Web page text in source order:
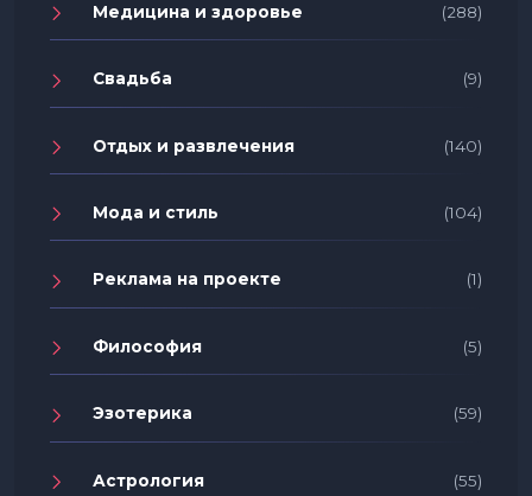
Медицина и здоровье (288)
Свадьба (9)
Отдых и развлечения (140)
Мода и стиль (104)
Реклама на проекте (1)
Философия (5)
Эзотерика (59)
Астрология (55)